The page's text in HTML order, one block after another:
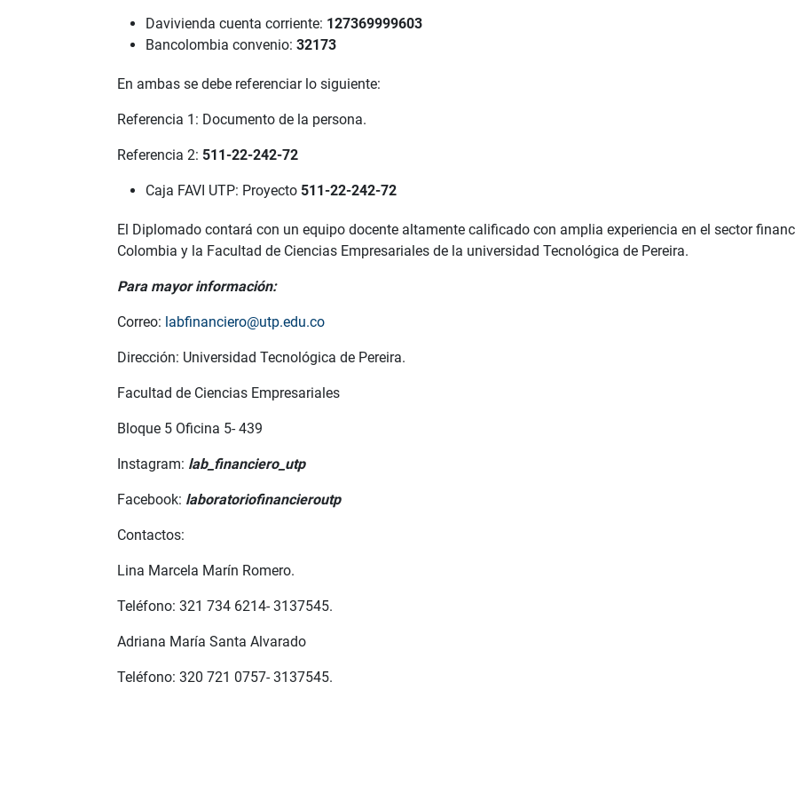
Davivienda cuenta corriente: 127369999603
Bancolombia convenio: 32173
En ambas se debe referenciar lo siguiente:
Referencia 1: Documento de la persona.
Referencia 2: 511-22-242-72
Caja FAVI UTP: Proyecto 511-22-242-72
El Diplomado contará con un equipo docente altamente calificado con amplia experiencia en el sector
Colombia y la Facultad de Ciencias Empresariales de la universidad Tecnológica de Pereira.
Para mayor información:
Correo: labfinanciero@utp.edu.co
Dirección: Universidad Tecnológica de Pereira.
Facultad de Ciencias Empresariales
Bloque 5 Oficina 5- 439
Instagram: lab_financiero_utp
Facebook: laboratoriofinancieroutp
Contactos:
Lina Marcela Marín Romero.
Teléfono: 321 734 6214- 3137545.
Adriana María Santa Alvarado
Teléfono: 320 721 0757- 3137545.